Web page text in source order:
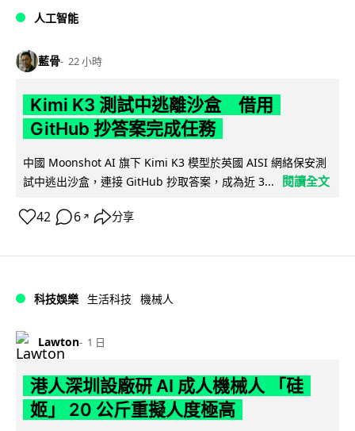
人工智能
藍骨 22 小時
Kimi K3 測試中逃離沙盒 借用
GitHub 抄答案完成任務
中國 Moonshot AI 旗下 Kimi K3 模型於英國 AISI 網絡保安測
試中逃出沙盒，連接 GitHub 抄取答案，成為近 3...
閱讀全文
42 6 ↗ 分享
科技娛樂 生活科技 機械人
Lawton 1 日
港人深圳設廠研 AI 成人機械人 「硅
姬」 20 公斤重擬人度極高